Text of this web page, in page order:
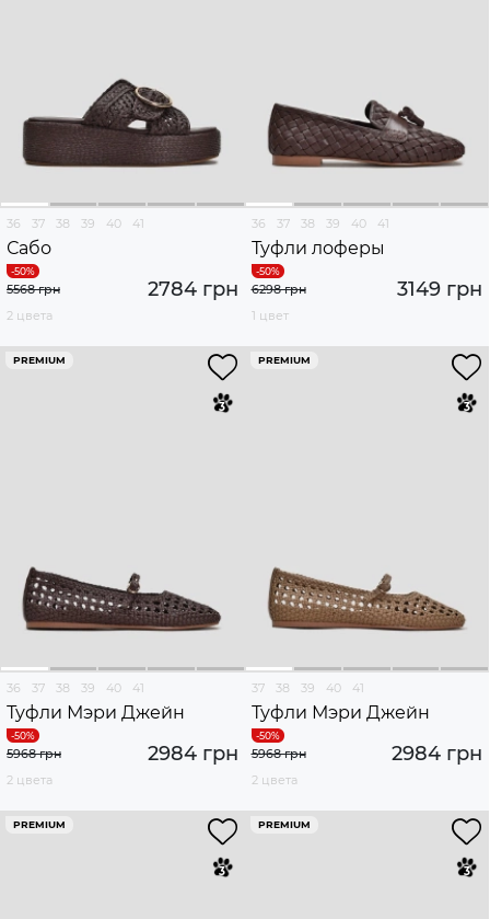
36 37 38 39 40 41
Сабо
2784 грн
5568 грн
2 цвета
36 37 38 39 40 41
Туфли лоферы
3149 грн
6298 грн
1 цвет
PREMIUM
36 37 38 39 40 41
Туфли Мэри Джейн
2984 грн
5968 грн
2 цвета
PREMIUM
37 38 39 40 41
Туфли Мэри Джейн
2984 грн
5968 грн
2 цвета
PREMIUM PREMIUM